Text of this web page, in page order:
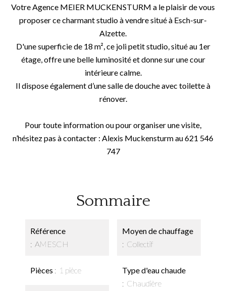
Votre Agence MEIER MUCKENSTURM a le plaisir de vous
proposer ce charmant studio à vendre situé à Esch-sur-
Alzette.
D'une superficie de 18 m², ce joli petit studio, situé au 1er
étage, offre une belle luminosité et donne sur une cour
intérieure calme.
Il dispose également d’une salle de douche avec toilette à
rénover.
Pour toute information ou pour organiser une visite,
n’hésitez pas à contacter : Alexis Muckensturm au 621 546
747
Sommaire
Référence
AMESCH
Pièces 1 pièce
Moyen de chauffage
Collectif
Type d'eau chaude
Chaudière